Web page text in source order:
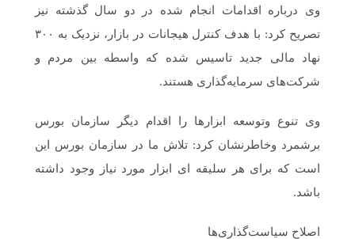
وی درباره اقدامات انجام شده در دو سال گذشته نیز
تصریح کرد: با هدف کنترل هیجانات در بازار، نزدیک به ۳۰۰
نهاد مالی جدید تاسیس شده که واسطه‌ بین مردم و
شرکت‌های سرمایه‌گذاری هستند.
وی تنوع وتوسعه ابزارها را اقدام دیگر سازمان بورس
برشمرد وخاطرنشان کرد: تلاش ما در سازمان بورس این
است که برای هر سلیقه ای ابزار مورد نیاز وجود داشته
باشد.
اصلاح سیاست‌گذاری‌ها